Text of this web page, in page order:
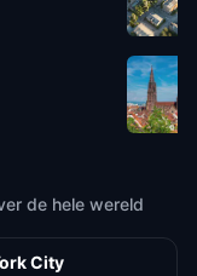
de hele wereld
City